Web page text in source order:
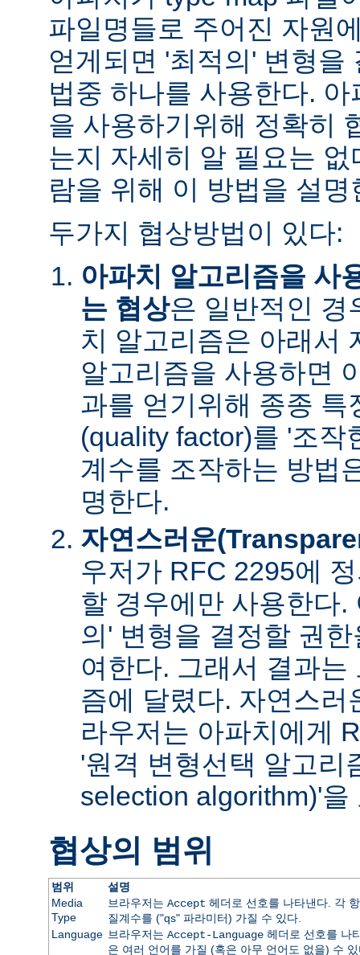
파일명들로 주어진 자원
얻게되면 '최적의' 변형을
법중 하나를 사용한다.
을 사용하기위해 정확히
는지 자세히 알 필요는
람을 위해 이 방법을 설명
두가지 협상방법이 있다:
아파치 알고리즘을 사
는 협상은 일반적인 경
치 알고리즘은 아래서
알고리즘을 사용하면
과를 얻기위해 종종 특
(quality factor)를 '조작
계수를 조작하는 방법
명한다.
자연스러운
우저가 RFC 2295에
할 경우에만 사용한다.
의' 변형을 결정할 권
여한다. 그래서 결과
즘에 달렸다. 자연스러
라우저는 아파치에게
'원격 변형선택 알고리
selection algorithm)'을
협상의 범위
범위
설명
Media
Type
브라우저는 Accept 헤더로 선호를 나타낸다. 각
질계수를 ("qs" 파라미터) 가질 수 있다.
Language 브라우저는 Accept-Language헤더로 선호를 나
은 여러 언어를 가질 (혹은 아무 언어도 없을) 수